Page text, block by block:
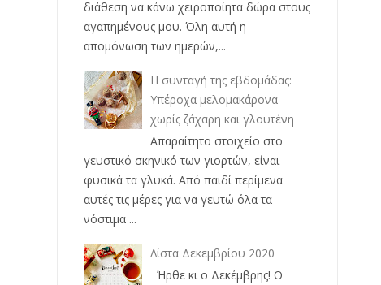
διάθεση να κάνω χειροποίητα δώρα στους
αγαπημένους μου. Όλη αυτή η
απομόνωση των ημερών,...
Η συνταγή της εβδομάδας:
Υπέροχα μελομακάρονα
χωρίς ζάχαρη και γλουτένη
Απαραίτητο στοιχείο στο
γευστικό σκηνικό των γιορτών, είναι
φυσικά τα γλυκά. Από παιδί περίμενα
αυτές τις μέρες για να γευτώ όλα τα
νόστιμα ...
Λίστα Δεκεμβρίου 2020
Ήρθε κι ο Δεκέμβρης! Ο